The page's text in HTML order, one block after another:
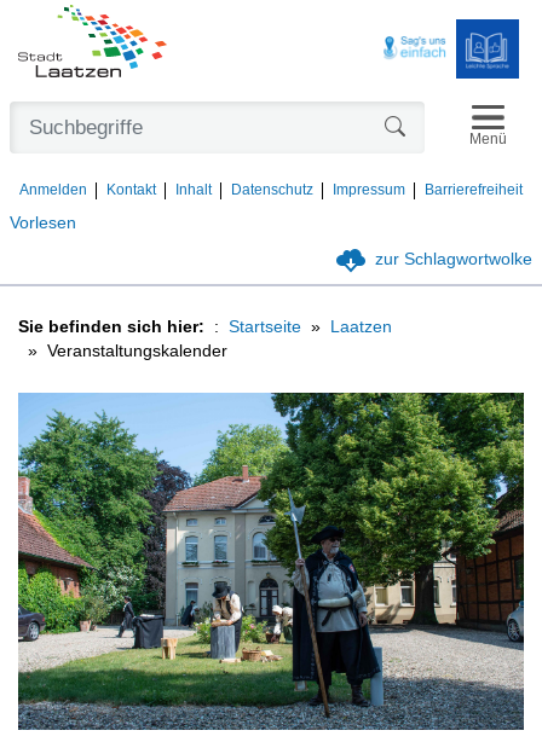
Vorlesen
Anmelden Kontakt Inhalt Datenschutz Impressum Barrierefreiheit
Menü
zur Schlagwortwolke
Sie befinden sich hier: Startseite
Laatzen
Veranstaltungskalender